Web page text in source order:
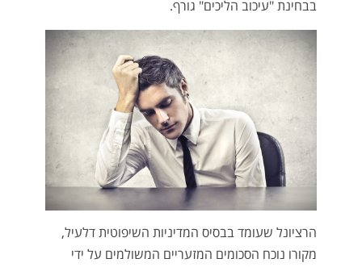
בבחינת "עיכוב הליכים" גורף.
הרציונל שעומד בבסיס המדיניות השיפוטית דלעיל,
מקורו נוכח הסכומים המזעריים המשולמים על ידי